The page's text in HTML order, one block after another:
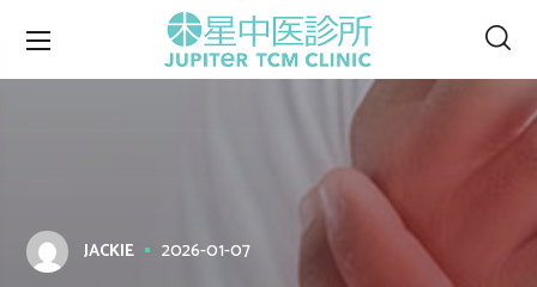
JACKIE 2026-01-07